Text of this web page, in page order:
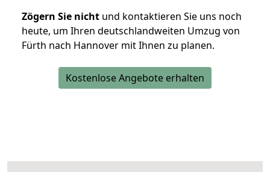
Zögern Sie nicht und kontaktieren Sie uns noch
heute, um Ihren deutschlandweiten Umzug von
Fürth nach Hannover mit Ihnen zu planen.
Kostenlose Angebote erhalten